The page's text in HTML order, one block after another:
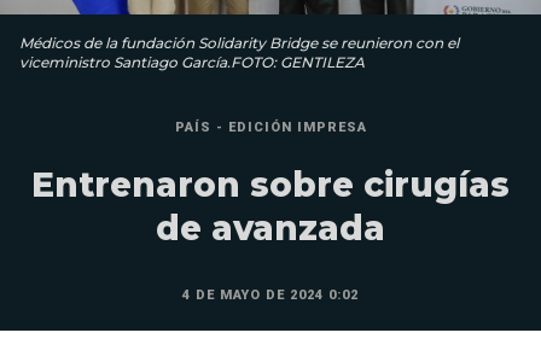
Médicos de la fundación Solidarity Bridge se reunieron con el
viceministro Santiago García.FOTO: GENTILEZA
PAÍS - EDICIÓN IMPRESA
Entrenaron sobre cirugías
de avanzada
4 DE MAYO DE 2024 0:02